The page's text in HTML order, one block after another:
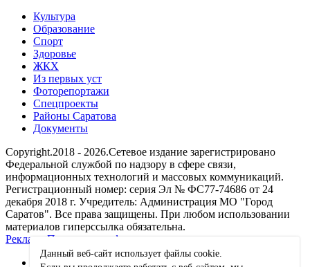
Культура
Образование
Спорт
Здоровье
ЖКХ
Из пеpвых уст
Фоторепортажи
Спецпроекты
Районы Саратова
Документы
Copyright.2018 - 2026.Сетевое издание зарегистрировано
Федеральной службой по надзору в сфере связи,
информационных технологий и массовых коммуникаций.
Регистрационный номер: серия Эл № ФС77-74686 от 24
декабря 2018 г. Учредитель: Администрация МО "Город
Саратов". Все права защищены. При любом использовании
материалов гиперссылка обязательна.
Реклама
Политика конфиденциальности
Данный веб-сайт использует файлы сookie.